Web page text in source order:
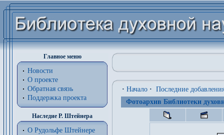
Главное меню
Новости
О проекте
Обратная связь
Поддержка проекта
Наследие Р. Штейнера
О Рудольфе Штейнере
· Начало · Последние
Фотоархив Библиотеки